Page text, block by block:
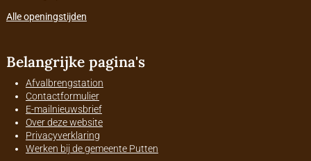
Alle openingstijden
Belangrijke pagina's
Afvalbrengstation
Contactformulier
E-mailnieuwsbrief
Over deze website
Privacyverklaring
Werken bij de gemeente Putten